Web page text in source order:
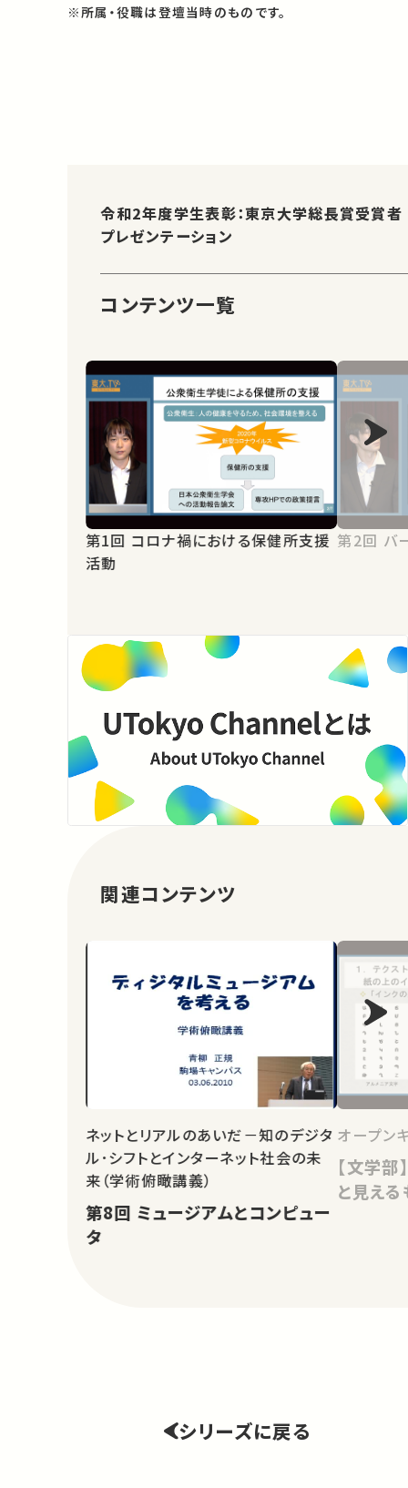
※所属・役職は登壇当時のものです。
令和2年度学生表彰：東京大学総長賞受賞者
プレゼンテーション
コンテンツ一覧
第1回 コロナ禍における保健所支援
活動
第2
関連コンテンツ
ネットとリアルのあいだ－知のデジタ
ル･シフトとインターネット社会の未
来（学術俯瞰講義）
第8回 ミュージアムとコンピュー
タ
オープン
【文学部
と見え
シリーズに戻る